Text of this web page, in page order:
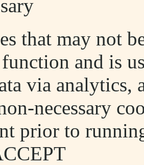
that may not
and is
via analytics,
necessary
prior to